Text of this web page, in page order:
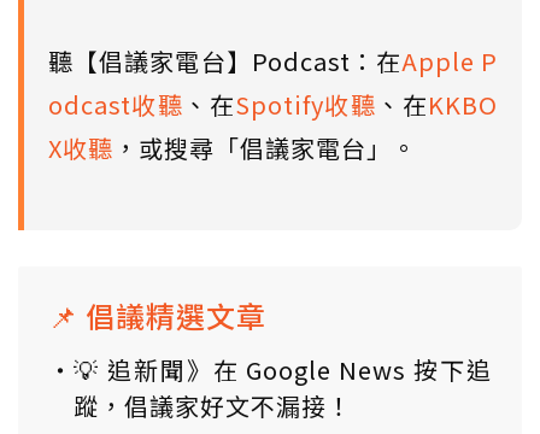
聽【倡議家電台】Podcast：在Apple P
odcast收聽 、在Spotify收聽 、在KKBO
X收聽 ，或搜尋「倡議家電台」。
📌 倡議精選文章
💡 追新聞》在 Google News 按下追
蹤，倡議家好文不漏接！